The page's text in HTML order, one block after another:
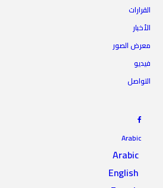
القرارات
الأخبار
معرض الصور
فيديو
التواصل
Arabic
Arabic
English
استقبل رئيس المجلس الأعلى للدولة